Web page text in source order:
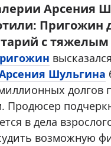
Арсения
Пригожин
с тяжелым
Шульгина
долгов
Продюсер
в дела
возможную